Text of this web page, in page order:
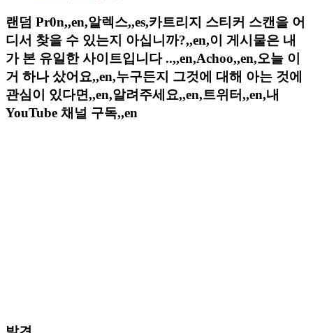
랜덤 Pr0n,,en,알렉스,,es,카트리지 스티커 스캔을 어
디서 찾을 수 있는지 아십니까?,,en,이 게시물은 내
가 본 유일한 사이트입니다 ..,,en,Achoo,,en,오늘 이
거 하나 샀어요,,en,누구든지 그것에 대해 아는 것에
관심이 있다면,,en,알려주세요,,en,트위터,,en,내
YouTube 채널 구독,,en